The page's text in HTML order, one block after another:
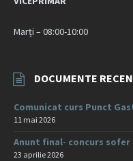
Marți – 08:00-10:00
DOCUMENTE
Comunicat curs Punct
11 mai 2026
Anunt final- concurs sofer
23 aprilie 2026